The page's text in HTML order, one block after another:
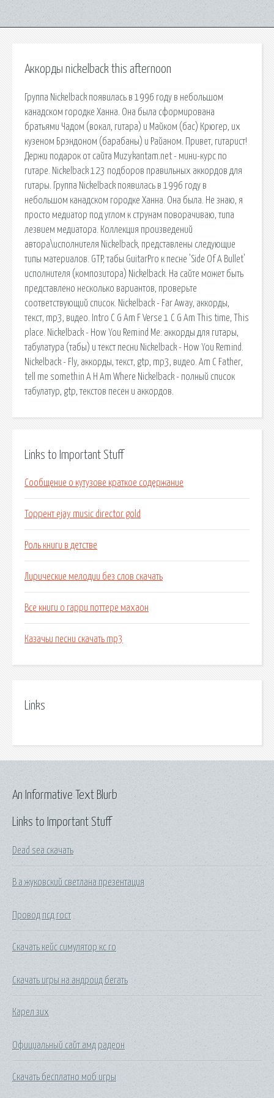
Аккорды nickelback this afternoon
Группа Nickelback появилась в 1996 году в небольшом
канадском городке Ханна. Она была сформирована
братьями Чадом (вокал, гитара) и Майком (бас) Крюгер, их
кузеном Брэндоном (барабаны) и Райаном. Привет, гитарист!
Держи подарок от сайта Muzykantam.net - мини-курс по
гитаре. Nickelback 123 подборов правильных аккордов для
гитары. Группа Nickelback появилась в 1996 году в
небольшом канадском городке Ханна. Она была. Не знаю, я
просто медиатор под углом к струнам поворачиваю, типа
лезвием медиатора. Коллекция произведений
автора\исполнителя Nickelback, представлены следующие
типы материалов. GTP, табы GuitarPro к песне 'Side Of A Bullet'
исполнителя (композитора) Nickelback. На сайте может быть
представлено несколько вариантов, проверьте
соответствующий список. Nickelback - Far Away, аккорды,
текст, mp3, видео. Intro C G Am F Verse 1 C G Am This time, This
place. Nickelback - How You Remind Me: аккорды для гитары,
табулатура (табы) и текст песни Nickelback - How You Remind.
Nickelback - Fly, аккорды, текст, gtp, mp3, видео. Am C Father,
tell me somethin A H Am Where Nickelback - полный список
табулатур, gtp, текстов песен и аккордов.
Links to Important Stuff
Сообщение о кутузове краткое содержание
Торрент ejay music director gold
Роль книги в детстве
Лирические мелодии без слов скачать
Все книги о гарри поттере махаон
Казачьи песни скачать mp3
Links
Links to Important Stuff
Dead sea скачать
В а жуковский светлана презентация
Провод псд гост
Скачать кейс симулятор кс го
Скачать игры на андроид бегать
Карел зих
Официальный сайт амд радеон
Скачать бесплатно моб игры
An Informative Text Blurb